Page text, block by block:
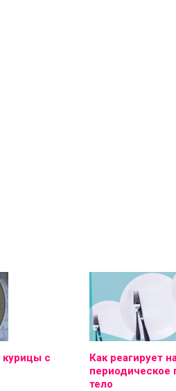
курицы с
Как реагирует
периодическое
тело